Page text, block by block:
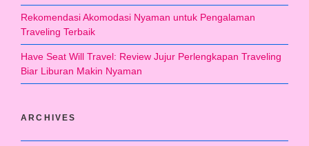
Rekomendasi Akomodasi Nyaman untuk Pengalaman
Traveling Terbaik
Have Seat Will Travel: Review Jujur Perlengkapan Traveling
Biar Liburan Makin Nyaman
ARCHIVES